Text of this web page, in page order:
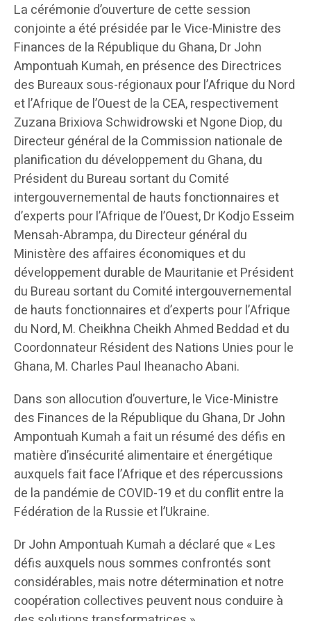
La cérémonie d’ouverture de cette session
conjointe a été présidée par le Vice-Ministre des
Finances de la République du Ghana, Dr John
Ampontuah Kumah, en présence des Directrices
des Bureaux sous-régionaux pour l’Afrique du Nord
et l’Afrique de l’Ouest de la CEA, respectivement
Zuzana Brixiova Schwidrowski et Ngone Diop, du
Directeur général de la Commission nationale de
planification du développement du Ghana, du
Président du Bureau sortant du Comité
intergouvernemental de hauts fonctionnaires et
d’experts pour l’Afrique de l’Ouest, Dr Kodjo Esseim
Mensah-Abrampa, du Directeur général du
Ministère des affaires économiques et du
développement durable de Mauritanie et Président
du Bureau sortant du Comité intergouvernemental
de hauts fonctionnaires et d’experts pour l’Afrique
du Nord, M. Cheikhna Cheikh Ahmed Beddad et du
Coordonnateur Résident des Nations Unies pour le
Ghana, M. Charles Paul Iheanacho Abani.
Dans son allocution d’ouverture, le Vice-Ministre
des Finances de la République du Ghana, Dr John
Ampontuah Kumah a fait un résumé des défis en
matière d’insécurité alimentaire et énergétique
auxquels fait face l’Afrique et des répercussions
de la pandémie de COVID-19 et du conflit entre la
Fédération de la Russie et l’Ukraine.
Dr John Ampontuah Kumah a déclaré que « Les
défis auxquels nous sommes confrontés sont
considérables, mais notre détermination et notre
coopération collectives peuvent nous conduire à